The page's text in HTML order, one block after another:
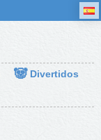
🐼 Divertidos